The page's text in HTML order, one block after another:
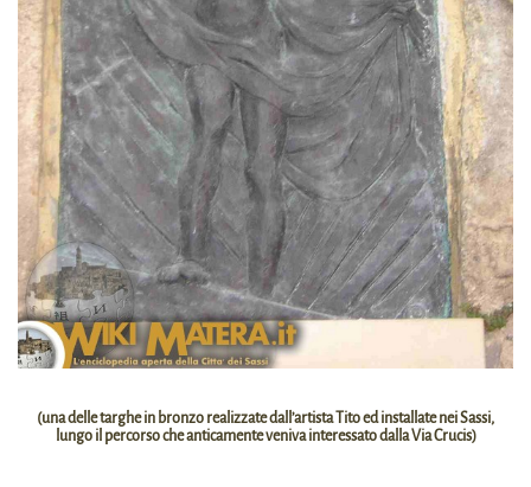
(una delle targhe in bronzo realizzate dall’artista Tito ed installate nei Sassi,
lungo il percorso che anticamente veniva interessato dalla Via Crucis)